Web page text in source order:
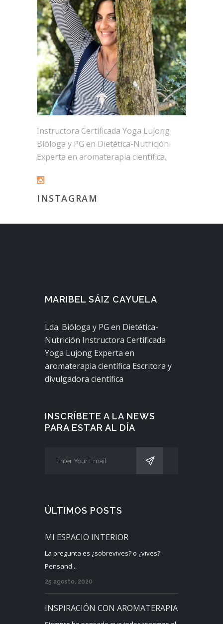
Instructora Certificada Yoga Lujong
Bióloga y PG en Dietética-Nutrición
Experta en aromaterapia científica.
INSTAGRAM
MARIBEL SÁIZ CAYUELA
Lda. Bióloga y PG en Dietética-
Nutrición Instructora Certificada
Yoga Lujong Experta en
aromaterapia científica Escritora y
divulgadora científica
INSCRÍBETE A LA NEWS
PARA ESTAR AL DÍA
ÚLTIMOS POSTS
MI ESPACIO INTERIOR
La pregunta es ¿sobrevives? o ¿vives?
Pensand...
25 agosto, 2020
INSPIRACIÓN CON AROMATERAPIA